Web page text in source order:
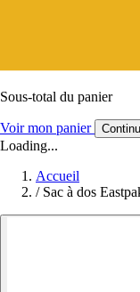
Sous-total du panier
Voir mon panier
Loading...
Accueil
/ Sac à dos